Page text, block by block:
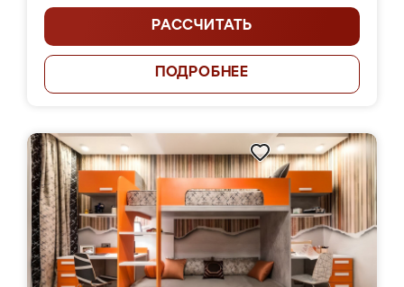
РАССЧИТАТЬ
ПОДРОБНЕЕ